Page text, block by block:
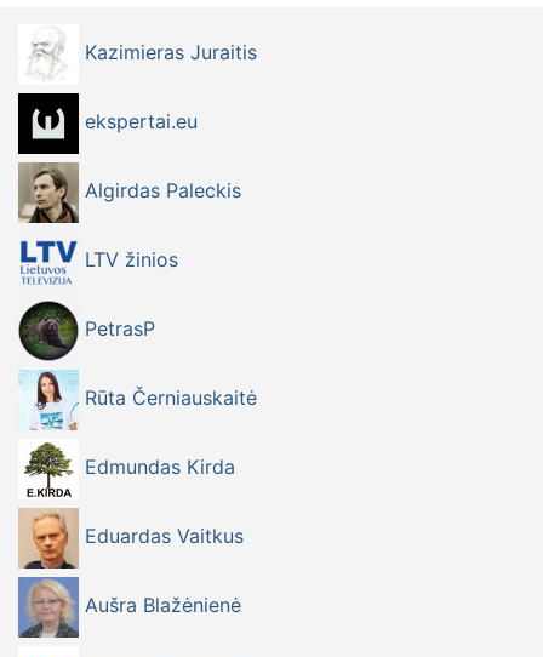
Kazimieras Juraitis
ekspertai.eu
Algirdas Paleckis
LTV žinios
PetrasP
Rūta Černiauskaitė
Edmundas Kirda
Eduardas Vaitkus
Aušra Blažėnienė